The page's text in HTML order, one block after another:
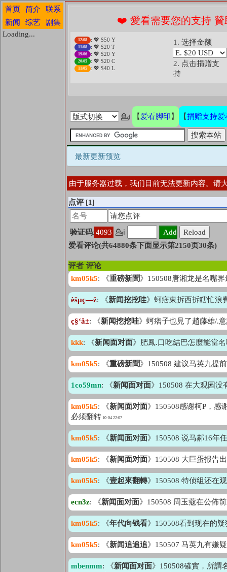
首页 简介
联系
新闻
综艺
剧集
Loading...
❤️ 愛看需要您的支持 贊
12/08 : 💖 $50 Y
11/08 : 💖 $20 T
19/06 : 💖 $20 Y
20/05 : 💖 $20 C
11/05 : 💖 $40 L
1. 选择金额
2. 点击捐赠支
持
💁ℹ 【爱看脚印 】 【捐赠支持爱
最新更新预览
由于服务器过载，我们目前无法更新内容。请
点评 [1]
验证码: 4093 💁ℹ
爱看评论(共64880条下面显示第2150页30条)
评者 评论
km05k5: 《重磅新聞》150508唐湘龙是名嘴
èšµç—ž: 《新闻挖挖哇》蚵痞東拆西拆瞎忙浪
ç§‘å±: 《新闻挖挖哇》蚵痞子也見了趙藤雄/.
kkk: 《新闻面对面》肥鳳.口吃結巴怎麼能當
km05k5: 《重磅新聞》150508 建议马英九提
1co59mn: 《新闻面对面》150508 在大观园
km05k5: 《新闻面对面》150508感谢柯P，感
必须翻转 10-04 22:07
km05k5: 《新闻面对面》150508 说马郝16年
km05k5: 《新闻面对面》150508 大巨蛋报告
km05k5: 《壹起來翻轉》150508 特侦组还在
ecn3z: 《新闻面对面》150508 周玉蔻在公佈
km05k5: 《年代向钱看》150508看到现在的
km05k5: 《新闻追追追》150507 马英九有嫌
mbenmm: 《新闻面对面》150508確實，所謂